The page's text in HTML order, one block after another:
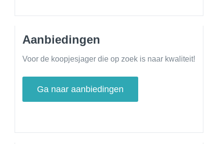
Aanbiedingen
Voor de koopjesjager die op zoek is naar kwaliteit!
Ga naar aanbiedingen